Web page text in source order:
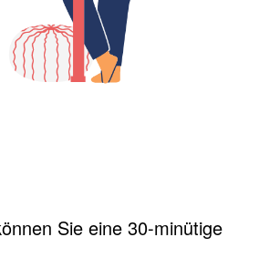
Sie eine 30-minütige